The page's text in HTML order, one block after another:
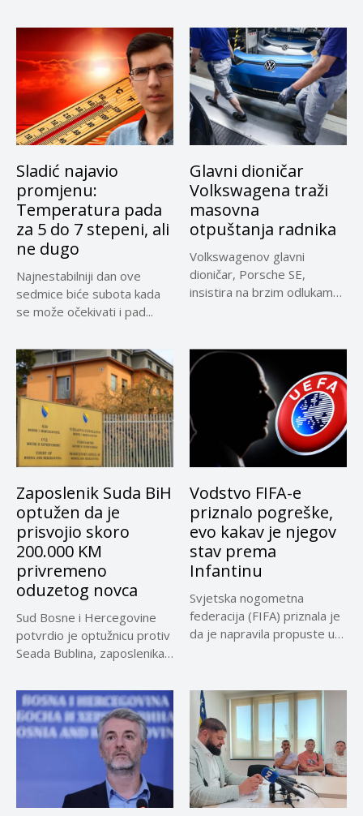
Sladić najavio
promjenu:
Temperatura pada
za 5 do 7 stepeni, ali
ne dugo
Najnestabilniji dan ove
sedmice biće subota kada
se može očekivati i pad...
Glavni dioničar
Volkswagena traži
masovna
otpuštanja radnika
Volkswagenov glavni
dioničar, Porsche SE,
insistira na brzim odlukama
Zaposlenik Suda BiH
optužen da je
prisvojio skoro
200.000 KM
privremeno
oduzetog novca
Sud Bosne i Hercegovine
potvrdio je optužnicu protiv
Seada Bublina, zaposlenika
Vodstvo FIFA-e
priznalo pogreške,
evo kakav je njegov
stav prema
Infantinu
Svjetska nogometna
federacija (FIFA) priznala je
da je napravila propuste u